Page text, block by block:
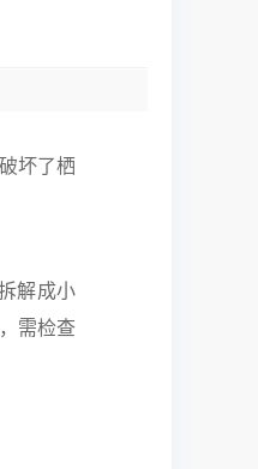
坏了栖
解成小
需检查